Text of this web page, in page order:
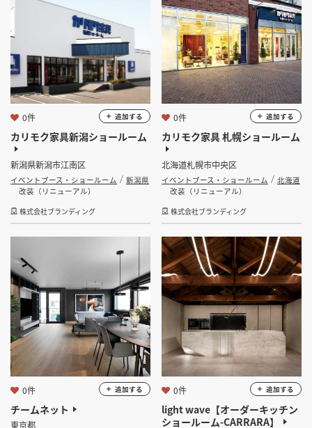
カリモク家具新潟ショールーム
新潟県新潟市江南区
イベントブース・ショールーム
新潟県
改装（リニューアル）
株式会社ブランディング
0件 追加する
カリモク家具 札幌ショールーム
北海道札幌市中央区
イベントブース・ショールーム
北海道
改装（リニューアル）
株式会社ブランディング
0件 追加する
チームネット
東京都
0件 追加する
light wave【オーダーキッチン
ショールーム-CARRARA】
0件 追加する